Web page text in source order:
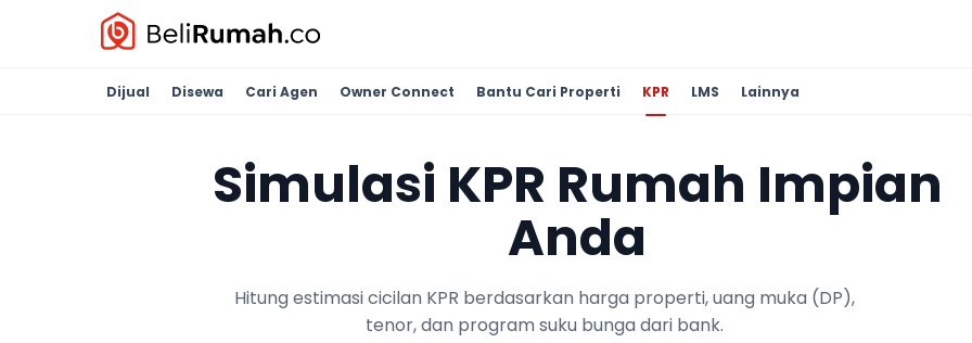
Dijual Disewa Cari Agen Owner Connect Bantu Cari Properti KPR LMS Lainnya
Simulasi KPR Rumah Impian
Anda
Hitung estimasi cicilan KPR berdasarkan harga properti, uang muka (DP),
tenor, dan program suku bunga dari bank.